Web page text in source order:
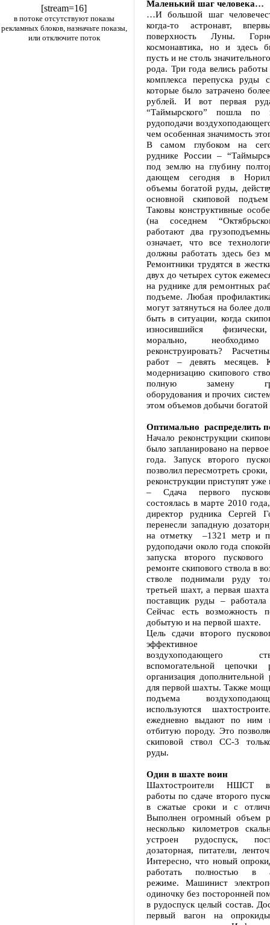
[stream=16]
в потоке отсутствуют показы
рекламных блоков, назначьте показы,
или отключите поток
Маленький шаг человека…
…И большой шаг
когда-то астронавт,
поверхность Луны.
космонавтика, но и здесь
пусть и не столь
рода. Три года велись
комплекса перепуска руды
которые было затрачено
рублей. И вот первая
“Таймырского” пошла по
рудоподачи
чем особенная значимость
В самом глубоком на
руднике России –
под землю на глубину
дающем сегодня в
объемы богатой руды,
основной скиповой
Таковы конструктивные
(на соседнем
работают два
означает, что все
должны работать здесь без
Ремонтники трудятся в
двух до четырех суток
на руднике для ремонтных
подъеме. Любая
могут затянуться на более
быть в ситуации, когда
износившийся
морально, необходимо
реконструировать?
работ – девять месяцев.
модернизацию скипового
полную замену
оборудования и прочих
этом объемов добычи
Оптимально распределить
Начало реконструкции
было запланировано на
года. Запуск второго
позволил пересмотреть
реконструкции приступят уже
– Сдача первого
состоялась в марте 2010
директор рудника Сергей
перенесли западную
на отметку –1321 метр и
рудоподачи около года
запуска второго
ремонте скипового ствола в
стволе поднимали руду
третьей шахт, а первая
поставщик руды – работала
Сейчас есть возможность
добытую и на первой шахте.
Цель сдачи второго
эффективное
воздухоподающего
вспомогательной
организация
для первой шахты. Также
подъема
используются
ежедневно выдают по ним
отбитую породу. Это
скиповой ствол СС-3
руды.
Один в шахте воин
Шахтостроители НШСТ
работы по сдаче второго
в сжатые сроки и с
Выполнен огромный объем
несколько километров
устроен рудоспуск,
дозаторная, питатели,
Интересно, что новый
работать полностью в
режиме. Машинист
одиночку без посторонней
в рудоспуск целый состав.
первый вагон на